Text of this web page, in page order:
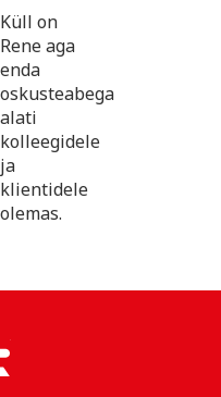
Küll on
Rene aga
enda
oskusteabega
alati
kolleegidele
ja
klientidele
olemas.